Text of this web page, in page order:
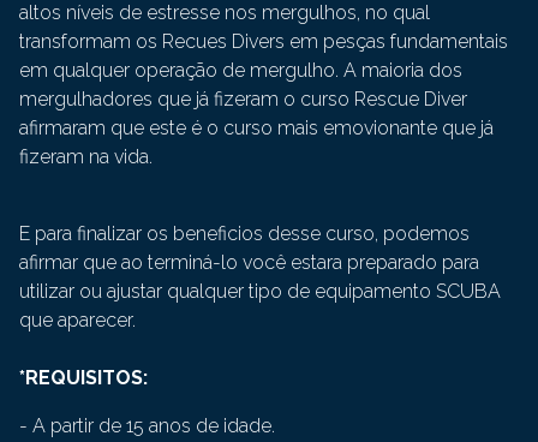
altos níveis de estresse nos mergulhos, no qual
transformam os Recues Divers em pesças fundamentais
em qualquer operação de mergulho. A maioria dos
mergulhadores que já fizeram o curso Rescue Diver
afirmaram que este é o curso mais emovionante que já
fizeram na vida.
E para finalizar os beneficios desse curso, podemos
afirmar que ao terminá-lo você estara preparado para
utilizar ou ajustar qualquer tipo de equipamento SCUBA
que aparecer.
*REQUISITOS:
- A partir de 15 anos de idade.